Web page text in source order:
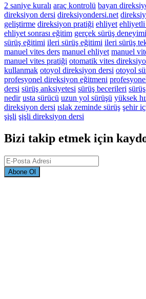
2 saniye kuralı araç kontrolü bayan
direksiyon dersi direksiyondersi.net
geliştirme direksiyon pratiği ehliyet ehliyetli
ehliyet sonrası eğitim gerçek sürüş deneyimi
sürüş eğitimi ileri sürüş eğitimi ileri sürüş
manuel vites ders manuel ehliyet manuel
manuel vites pratiği otomatik vites
kullanmak otoyol direksiyon dersi otoyol
profesyonel direksiyon eğitmeni
dersi sürüş anksiyetesi sürüş becerileri
nedir usta sürücü uzun yol sürüşü yüksek
direksiyon dersi ıslak zeminde sürüş şehir
şişli şişli direksiyon dersi
Bizi takip etmek için
Abone Ol